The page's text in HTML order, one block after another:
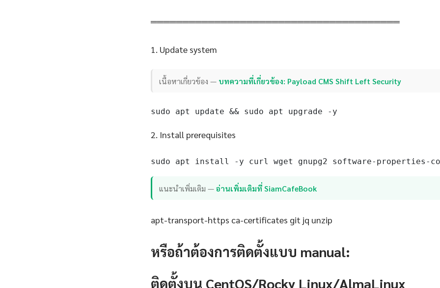
═══════════════════════════════════════
1. Update system
เนื้อหาเกี่ยวข้อง — บทความที่เกี่ยวข้อง: Payload CMS Shift Left Security
sudo apt update && sudo apt upgrade -y
2. Install prerequisites
sudo apt install -y curl wget gnupg2 software-properties-
แนะนำเพิ่มเติม —อ่านเพิ่มเติมที่ SiamCafeBook
apt-transport-https ca-certificates git jq unzip
หรือถ้าต้องการติดตั้งแบบ manual:
ติดตั้งบน CentOS/Rocky Linux/AlmaLinux